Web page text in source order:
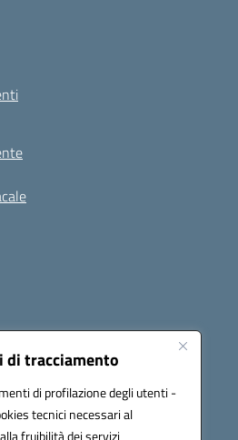
di tracciamento
di profilazione degli utenti -
tecnici necessari al
fruibilità dei servizi
Seguici su: